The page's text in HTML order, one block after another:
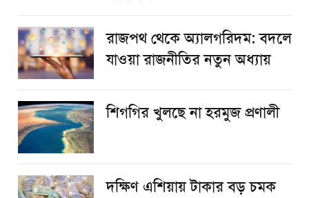
রাজপথ থেকে অ্যালগরিদম: বদলে
যাওয়া রাজনীতির নতুন অধ্যায়
শিগগির খুলছে না হরমুজ প্রণালী
দক্ষিণ এশিয়ায় টাকার বড় চমক